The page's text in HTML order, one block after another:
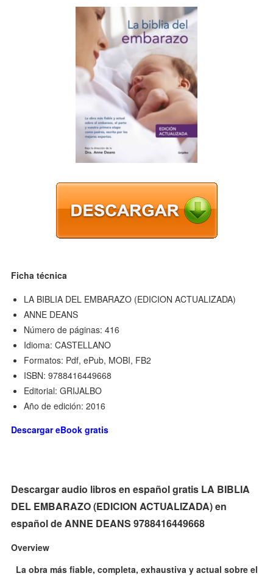
Ficha técnica
LA BIBLIA DEL EMBARAZO (EDICION ACTUALIZADA)
ANNE DEANS
Número de páginas: 416
Idioma: CASTELLANO
Formatos: Pdf, ePub, MOBI, FB2
ISBN: 9788416449668
Editorial: GRIJALBO
Año de edición: 2016
Descargar eBook gratis
Descargar audio libros en español gratis LA BIBLIA
DEL EMBARAZO (EDICION ACTUALIZADA) en
español de ANNE DEANS 9788416449668
Overview
La obra más fiable, completa, exhaustiva y actual sobre el